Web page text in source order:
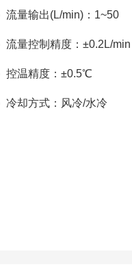
流量输出(L/min)：1~50
流量控制精度：±0.2L/min
控温精度：±0.5℃
冷却方式：风冷/水冷